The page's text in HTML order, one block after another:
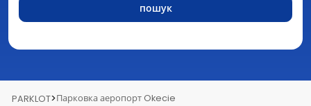
пошук
PARKLOT>Парковка аеропорт Okecie